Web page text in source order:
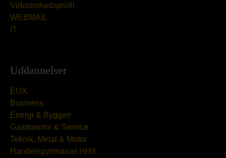
Virksomhedsprofil
WEBMAIL
IT
Uddannelser
EUX
Business
Energi & Byggeri
Gastronomi & Service
Teknik, Metal & Motor
Handelsgymnasiet HHX